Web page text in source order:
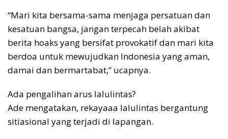
“Mari kita bersama-sama menjaga persatuan dan
kesatuan bangsa, jangan terpecah belah akibat
berita hoaks yang bersifat provokatif dan mari kita
berdoa untuk mewujudkan Indonesia yang aman,
damai dan bermartabat,” ucapnya.
Ada pengalihan arus lalulintas?
Ade mengatakan, rekayaaa lalulintas bergantung
sitiasional yang terjadi di lapangan.